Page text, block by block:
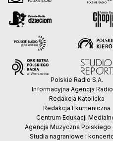
Polskie Radio S.A.
Informacyjna Agencja
Redakcja Katolicka
Redakcja Ekumeniczna
Centrum Edukacji
Agencja Muzyczna Polskiego
Studia nagraniowe i